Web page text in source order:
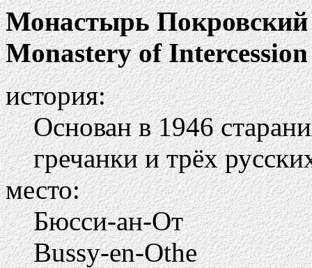
Монастырь Покровский
Monastery of Intercession
история:
Основан в 1946
гречанки и трёх
место:
Бюсси-ан-От
Bussy-en-Othe